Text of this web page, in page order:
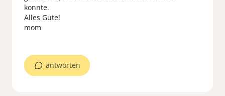
konnte.
Alles Gute!
mom
antworten